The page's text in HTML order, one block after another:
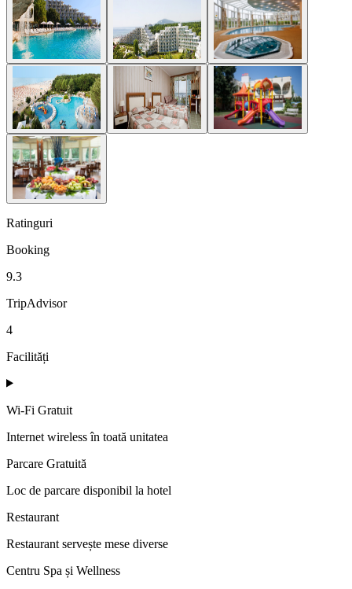
Ratinguri
Booking
9.3
TripAdvisor
4
Facilități
Wi-Fi Gratuit
Internet wireless în toată unitatea
Parcare Gratuită
Loc de parcare disponibil la hotel
Restaurant
Restaurant servește mese diverse
Centru Spa și Wellness